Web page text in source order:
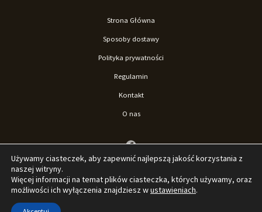
Strona Główna
Sposoby dostawy
Polityka prywatności
Regulamin
Kontakt
O nas
Używamy ciasteczek, aby zapewnić najlepszą jakość korzystania z
naszej witryny.
Więcej informacji na temat plików ciasteczka, których używamy, oraz
możliwości ich wyłączenia znajdziesz wustawieniach.